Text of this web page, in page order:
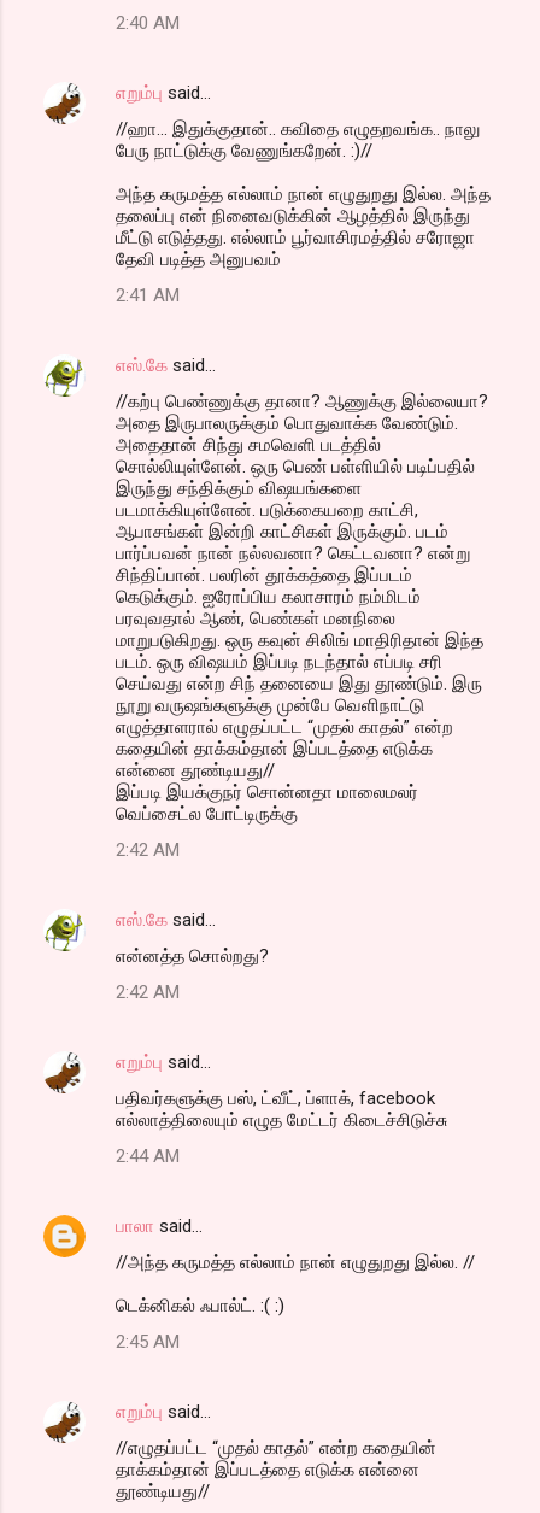
2:40 AM
எறும்பு said…
//ஹா... இதுக்குதான்.. கவிதை எழுதறவங்க.. நாலு
பேரு நாட்டுக்கு வேணுங்கறேன். :)//
அந்த கருமத்த எல்லாம் நான் எழுதுறது இல்ல. அந்த
தலைப்பு என் நினைவடுக்கின் ஆழத்தில் இருந்து
மீட்டு எடுத்தது. எல்லாம் பூர்வாசிரமத்தில் சரோஜா
தேவி படித்த அனுபவம்
2:41 AM
எஸ்.கே said…
//கற்பு பெண்ணுக்கு தானா? ஆணுக்கு இல்லையா?
அதை இருபாலருக்கும் பொதுவாக்க வேண்டும்.
அதைதான் சிந்து சமவெளி படத்தில்
சொல்லியுள்ளேன். ஒரு பெண் பள்ளியில் படிப்பதில்
இருந்து சந்திக்கும் விஷயங்களை
படமாக்கியுள்ளேன். படுக்கையறை காட்சி,
ஆபாசங்கள் இன்றி காட்சிகள் இருக்கும். படம்
பார்ப்பவன் நான் நல்லவனா? கெட்டவனா? என்று
சிந்திப்பான். பலரின் தூக்கத்தை இப்படம்
கெடுக்கும். ஐரோப்பிய கலாசாரம் நம்மிடம்
பரவுவதால் ஆண், பெண்கள் மனநிலை
மாறுபடுகிறது. ஒரு கவுன் சிலிங் மாதிரிதான் இந்த
படம். ஒரு விஷயம் இப்படி நடந்தால் எப்படி சரி
செய்வது என்ற சிந் தனையை இது தூண்டும். இரு
நூறு வருஷங்களுக்கு முன்பே வெளிநாட்டு
எழுத்தாளரால் எழுதப்பட்ட “முதல் காதல்” என்ற
கதையின் தாக்கம்தான் இப்படத்தை எடுக்க
என்னை தூண்டியது//
இப்படி இயக்குநர் சொன்னதா மாலைமலர்
வெப்சைட்ல போட்டிருக்கு
2:42 AM
எஸ்.கே said…
என்னத்த சொல்றது?
2:42 AM
எறும்பு said…
பதிவர்களுக்கு பஸ், ட்வீட், ப்ளாக், facebook
எல்லாத்திலையும் எழுத மேட்டர் கிடைச்சிடுச்சு
2:44 AM
பாலா said…
//அந்த கருமத்த எல்லாம் நான் எழுதுறது இல்ல. //
டெக்னிகல் ஃபால்ட். :( :)
2:45 AM
எறும்பு said…
//எழுதப்பட்ட “முதல் காதல்” என்ற கதையின்
தாக்கம்தான் இப்படத்தை எடுக்க என்னை
தூண்டியது//